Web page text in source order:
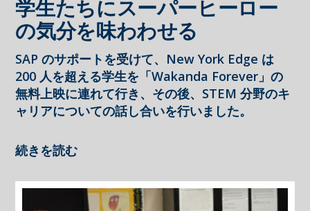
学生たちにスーパーヒーロー
の気分を味わわせる
SAP のサポートを受けて、New York Edge は
200 人を超える学生を「Wakanda Forever」の
無料上映に連れて行き、その後、STEM 分野のキ
ャリアについての話し合いを行いました。
続きを読む